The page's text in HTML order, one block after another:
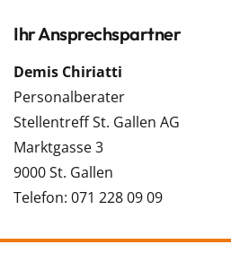
Ihr Ansprechspartner
Demis Chiriatti
Personalberater
Stellentreff St. Gallen AG
Marktgasse 3
9000 St. Gallen
Telefon: 071 228 09 09